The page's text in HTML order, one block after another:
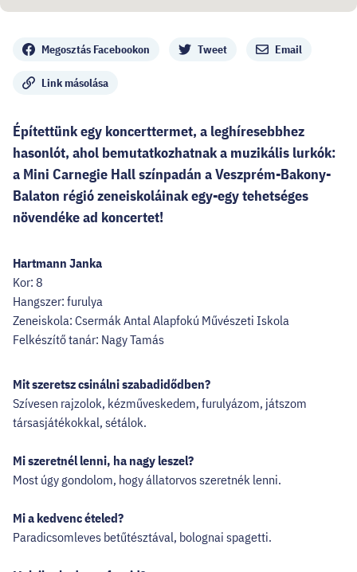
Megosztás Facebookon Tweet Email
Link másolása
Építettünk egy koncerttermet, a leghíresebbhez
hasonlót, ahol bemutatkozhatnak a muzikális lurkók:
a Mini Carnegie Hall színpadán a Veszprém-Bakony-
Balaton régió zeneiskoláinak egy-egy tehetséges
növendéke ad koncertet!
Hartmann Janka
Kor: 8
Hangszer: furulya
Zeneiskola: Csermák Antal Alapfokú Művészeti Iskola
Felkészítő tanár: Nagy Tamás
Mit szeretsz csinálni szabadidődben?
Szívesen rajzolok, kézműveskedem, furulyázom, játszom
társasjátékokkal, sétálok.
Mi szeretnél lenni, ha nagy leszel?
Most úgy gondolom, hogy állatorvos szeretnék lenni.
Mi a kedvenc ételed?
Paradicsomleves betűtésztával, bolognai spagetti.